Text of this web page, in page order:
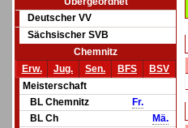
Deutscher VV
Sächsischer SVB
Chemnitz
Erw.
Jug. Sen. BFS
BSV
Meisterschaft
BL Chemnitz
Fr.
BL Ch
Mä.